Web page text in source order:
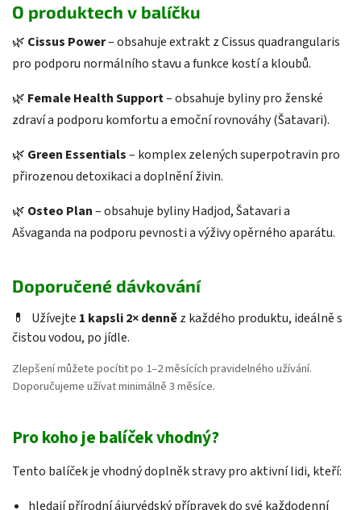
O produktech v balíčku
🌿 Cissus Power– obsahuje extrakt z Cissus quadrangularis
pro podporu normálního stavu a funkce kostí a kloubů.
🌿 Female Health Support– obsahuje byliny pro ženské
zdraví a podporu komfortu a emoční rovnováhy (Šatavari).
🌿 Green Essentials– komplex zelených superpotravin pro
přirozenou detoxikaci a doplnění živin.
🌿 Osteo Plan– obsahuje byliny Hadjod, Šatavari a
Ašvaganda na podporu pevnosti a výživy opěrného aparátu.
Doporučené dávkování
💊 Užívejte 1 kapsli 2× denněz každého produktu, ideálně s
čistou vodou, po jídle.
Zlepšení můžete pocítit po 1–2 měsících pravidelného užívání.
Doporučujeme užívat minimálně 3 měsíce.
Pro koho je balíček vhodný?
Tento balíček je vhodný doplněk stravy pro aktivní lidi, kteří:
hledají přírodní ájurvédský přípravek do své každodenní